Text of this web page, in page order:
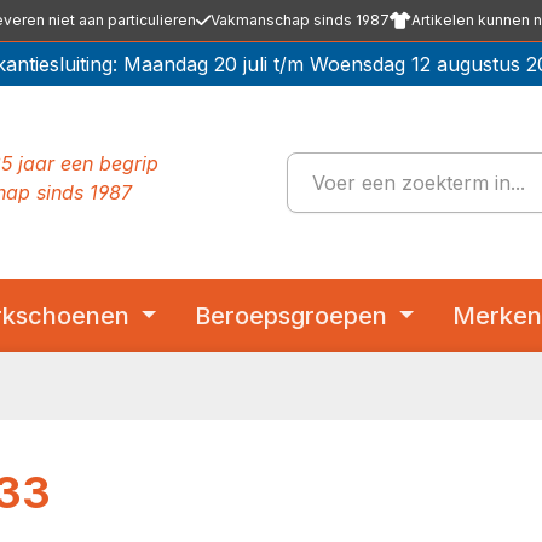
niet aan particulieren Vakmanschap sinds 1987 Artikelen kunnen
Maandag 20 juli t/m Woensdag 12 augustus
jaar een begrip
sinds 1987
Beroepsgroepen Merken